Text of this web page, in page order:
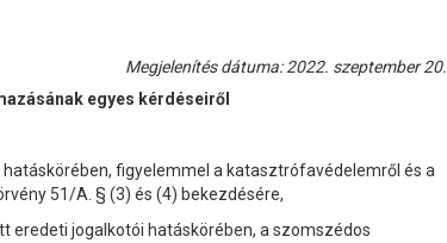
Megjelenítés dátuma: 2022. szeptember 20.
egyes kérdéseiről
figyelemmel a katasztrófavédelemről és a
51/A. § (3) és (4) bekezdésére,
eredeti jogalkotói hatáskörében, a szomszédos